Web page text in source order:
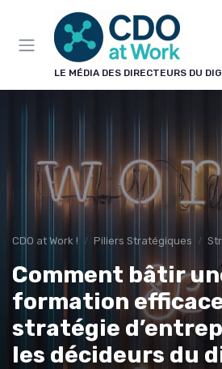
LE MÉDIA DES DIRECTEURS DU
CDO at Work ! Piliers Stratégiques
Comment bâtir
formation
stratégie
les décideurs du
Panneau de gestion des cookies